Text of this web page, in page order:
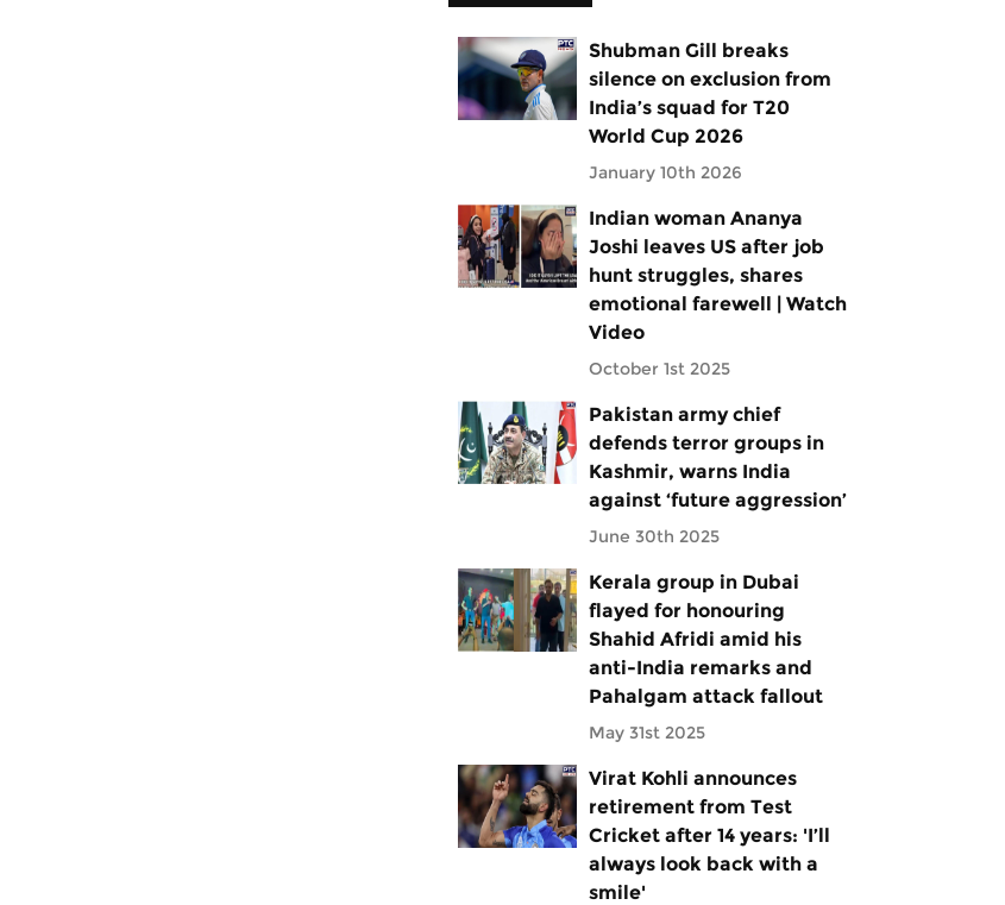
Shubman Gill breaks
silence on exclusion from
India’s squad for T20
World Cup 2026
January 10th 2026
Indian woman Ananya
Joshi leaves US after job
hunt struggles, shares
emotional farewell | Watch
Video
October 1st 2025
Pakistan army chief
defends terror groups in
Kashmir, warns India
against ‘future aggression’
June 30th 2025
Kerala group in Dubai
flayed for honouring
Shahid Afridi amid his
anti-India remarks and
Pahalgam attack fallout
May 31st 2025
Virat Kohli announces
retirement from Test
Cricket after 14 years: 'I’ll
always look back with a
smile'